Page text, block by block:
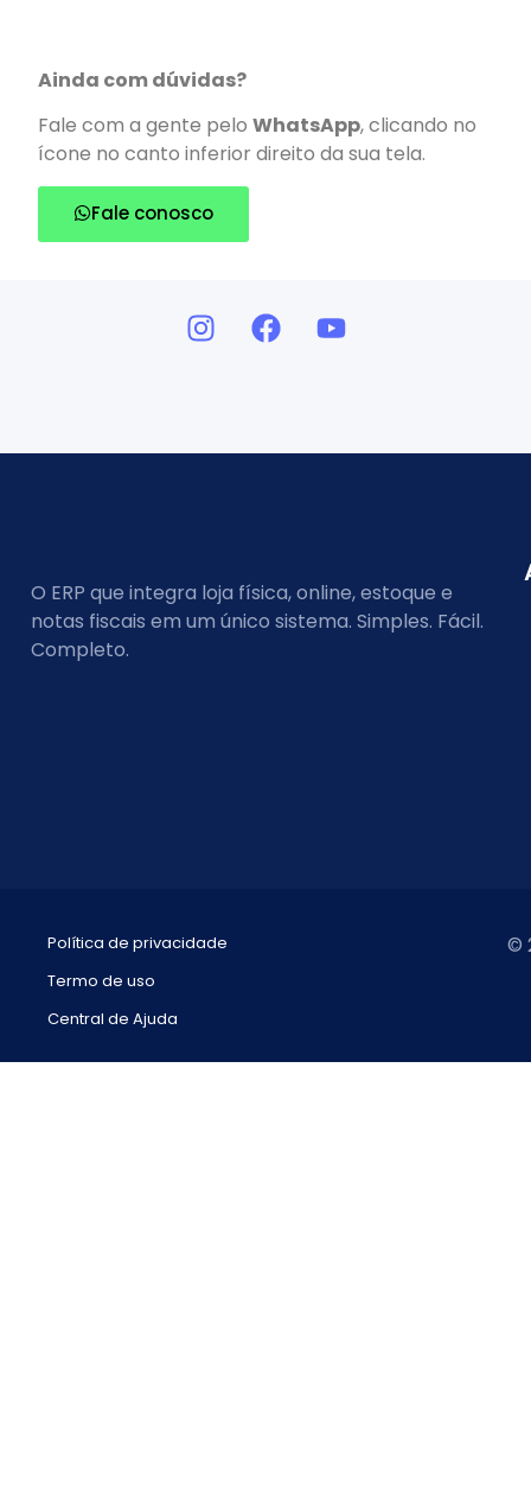
Ainda com dúvidas?
Fale com a gente pelo WhatsApp, clicando no
ícone no canto inferior direito da sua tela.
Fale conosco
O ERP que integra loja física, online, estoque e
notas fiscais em um único sistema. Simples. Fácil.
Completo.
Política de privacidade
Termo de uso
Central de Ajuda
©